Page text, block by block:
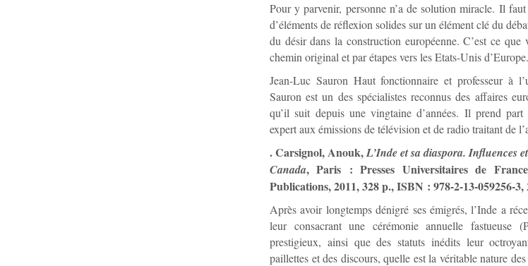
Pour y parvenir, personne n’a de solution miracle. Il
d’éléments de réflexion solides sur un élément clé du
du désir dans la construction européenne. C’est ce
chemin original et par étapes vers les Etats-Unis d’Europe.
Jean-Luc Sauron Haut fonctionnaire et professeur à
Sauron est un des spécialistes reconnus des affaires
qu’il suit depuis une vingtaine d’années. Il prend
expert aux émissions de télévision et de radio traitant de
. Carsignol, Anouk,L’Inde et sa diaspora. Influences
Canada, Paris : Presses Universitaires de
Publications, 2011, 328 p., ISBN : 978-2-13-059256-3,
Après avoir longtemps dénigré ses émigrés, l’Inde a
leur consacrant une cérémonie annuelle fastueuse
prestigieux, ainsi que des statuts inédits leur
paillettes et des discours, quelle est la véritable nature